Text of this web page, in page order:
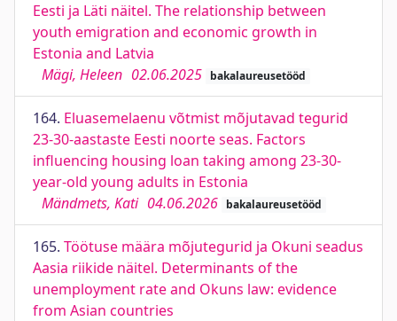
Eesti ja Läti näitel. The relationship between
youth emigration and economic growth in
Estonia and Latvia
Mägi, Heleen 02.06.2025 bakalaureusetööd
164. Eluasemelaenu võtmist mõjutavad tegurid
23-30-aastaste Eesti noorte seas. Factors
influencing housing loan taking among 23-30-
year-old young adults in Estonia
Mändmets, Kati 04.06.2026 bakalaureusetööd
165. Töötuse määra mõjutegurid ja Okuni seadus
Aasia riikide näitel. Determinants of the
unemployment rate and Okuns law: evidence
from Asian countries